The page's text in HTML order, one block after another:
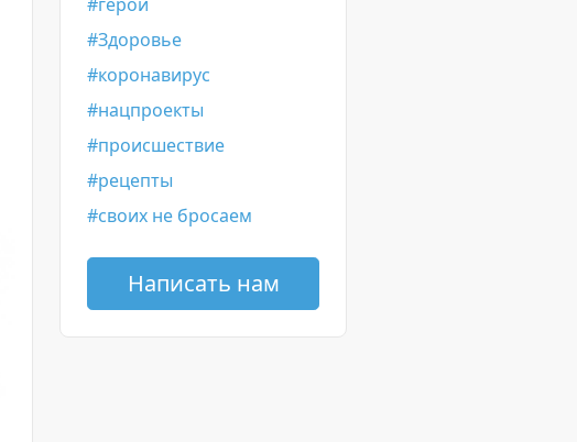
Здоровье
коронавирус
нацпроекты
происшествие
рецепты
своих не бросаем
Написать нам